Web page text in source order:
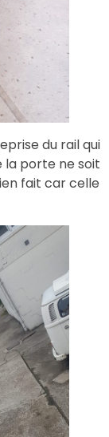
du rail qui
la porte ne soit
fait car celle